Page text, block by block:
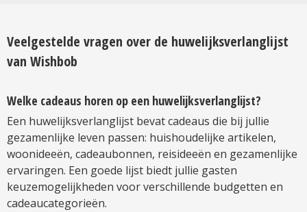
Veelgestelde vragen over de huwelijksverlanglijst
van Wishbob
Welke cadeaus horen op een huwelijksverlanglijst?
Een huwelijksverlanglijst bevat cadeaus die bij jullie
gezamenlijke leven passen: huishoudelijke artikelen,
woonideeën, cadeaubonnen, reisideeën en gezamenlijke
ervaringen. Een goede lijst biedt jullie gasten
keuzemogelijkheden voor verschillende budgetten en
cadeaucategorieën.